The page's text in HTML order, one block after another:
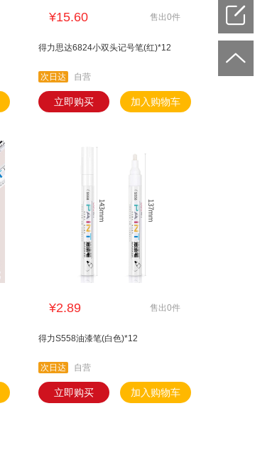
¥15.60 售出0件
得力思达6824小双头记号笔(红)*12
次日达 自营
立即购买 加入购物车
¥2.89 售出0件
得力S558油漆笔(白色)*12
次日达 自营
立即购买 加入购物车